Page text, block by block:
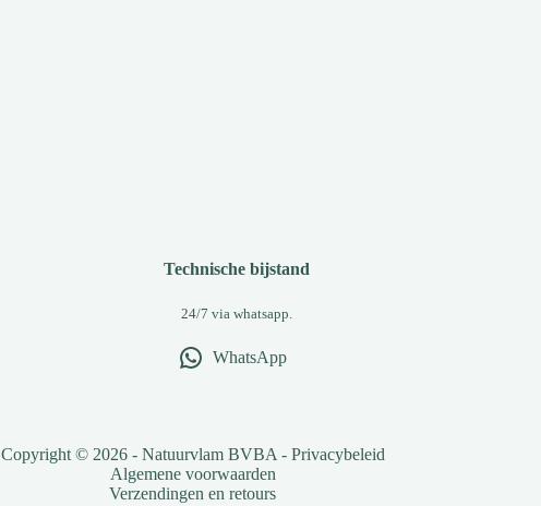
Technische bijstand
24/7 via whatsapp.
WhatsApp
Copyright © 2026 - Natuurvlam BVBA - Privacybeleid
Algemene voorwaarden
Verzendingen en retours